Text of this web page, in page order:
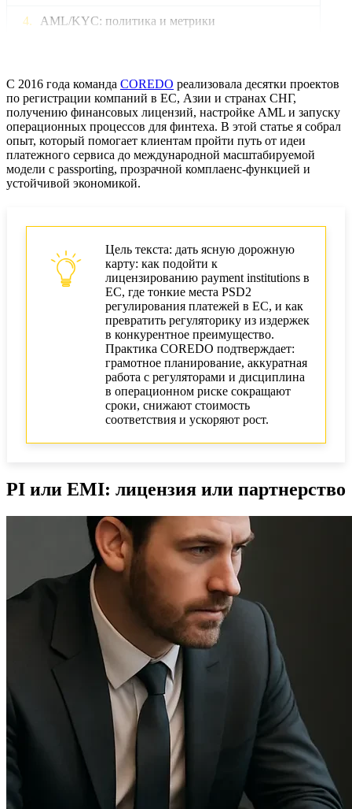
AML/KYC: политика и метрики
Аутсорсинг и борьба с мошенничеством
Документы, сроки, экономика соответствия
Масштабирование, M&A и репутация
MiCA и токенизированные активы
Масштабируемый рост регуляторики COREDO
C 2016 года команда COREDO реализовала десятки проектов
по регистрации компаний в ЕС, Азии и странах СНГ,
получению финансовых лицензий, настройке AML и запуску
операционных процессов для финтеха. В этой статье я собрал
опыт, который помогает клиентам пройти путь от идеи
платежного сервиса до международной масштабируемой
модели с passporting, прозрачной комплаенс‑функцией и
устойчивой экономикой.
Цель текста: дать ясную дорожную
карту: как подойти к
лицензированию payment institutions в
ЕС, где тонкие места PSD2
регулирования платежей в ЕС, и как
превратить регуляторику из издержек
в конкурентное преимущество.
Практика COREDO подтверждает:
грамотное планирование, аккуратная
работа с регуляторами и дисциплина
в операционном риске сокращают
сроки, снижают стоимость
соответствия и ускоряют рост.
PI или EMI: лицензия или партнерство